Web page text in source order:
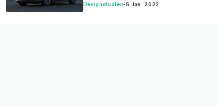
Designstudien-5 Jan. 2022